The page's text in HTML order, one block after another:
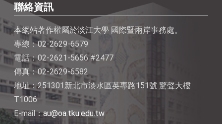
聯絡資訊
本網站著作權屬於淡江大學 國際暨兩岸事務處。
專線：02-2629-6579
電話：02-2621-5656 #2477
傳真：02-2629-6582
地址：251301新北市淡水區英專路151號 驚聲大樓
T1006
E-mail：au@oa.tku.edu.tw